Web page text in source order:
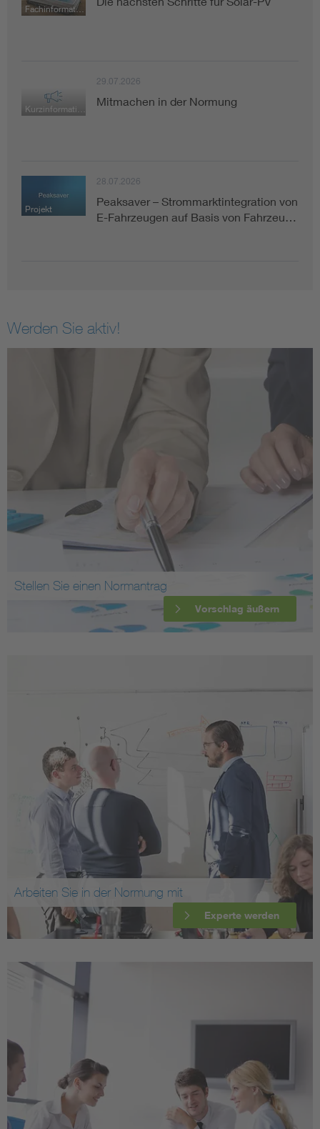
Fachinformation
29.07.2026
Mitmachen in der Normung
Projekt
28.07.2026
Peaksaver – Strommarktintegration von
E-Fahrzeugen auf Basis von Fahrzeu…
Werden Sie aktiv!
Stellen Sie einen Normantrag
Vorschlag äußern
Arbeiten Sie in der Normung mit
Experte werden